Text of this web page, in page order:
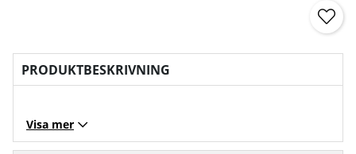
PRODUKTBESKRIVNING
Visa mer